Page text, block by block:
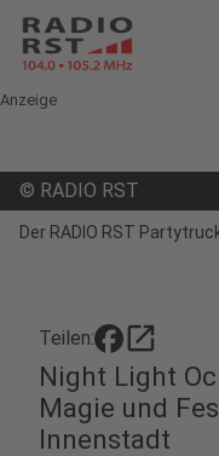
Anzeige
© RADIO RST
Der RADIO RST
Teilen: open_in_new
Night Light
Magie und
Innenstadt